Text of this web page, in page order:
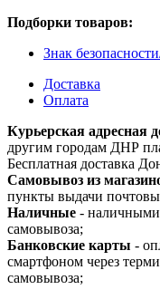
Подборки товаров:
Знак
Доставка
Оплата
Курьерская адресная
другим городам ДНР
Бесплатная доставка
Самовывоз из
пункты выдачи
Наличные -
самовывоза;
Банковские карты -
смартфоном через
самовывоза;